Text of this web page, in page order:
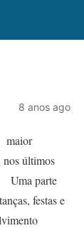
8 anos ago
maior
nos últimos
Uma parte
festas e